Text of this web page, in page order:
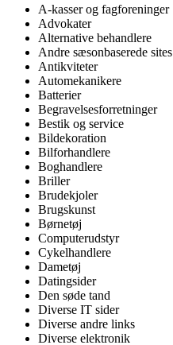
A-kasser og fagforeninger
Advokater
Alternative behandlere
Andre sæsonbaserede sites
Antikviteter
Automekanikere
Batterier
Begravelsesforretninger
Bestik og service
Bildekoration
Bilforhandlere
Boghandlere
Briller
Brudekjoler
Brugskunst
Børnetøj
Computerudstyr
Cykelhandlere
Dametøj
Datingsider
Den søde tand
Diverse IT sider
Diverse andre links
Diverse elektronik